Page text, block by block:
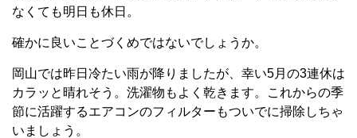
なくても明日も休日。
確かに良いことづくめではないでしょうか。
岡山では昨日冷たい雨が降りましたが、幸い5月の3連休は
カラッと晴れそう。洗濯物もよく乾きます。これからの季
節に活躍するエアコンのフィルターもついでに掃除しちゃ
いましょう。